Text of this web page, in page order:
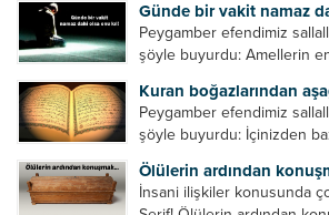
Günde bir vakit namaz
Peygamber efendimiz
şöyle buyurdu: Amellerin
bir yere sahiptir. Namaz kul
toplantıdır....
Kuran boğazlarından
Peygamber efendimiz
şöyle buyurdu: İçinizden
küçümseyeceksiniz. Onların
kendi oruçlarınızı
Ölülerin ardından
İnsani ilişkiler konusunda